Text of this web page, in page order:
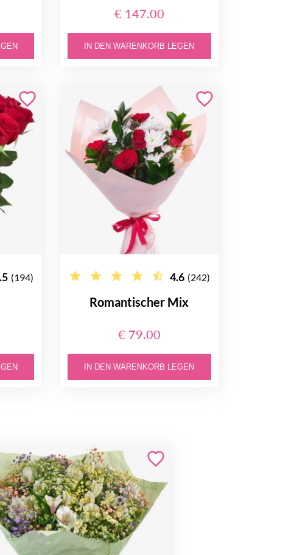
€ 147.00
IN DEN WARENKORB LEGEN
(194) 4.6 (242)
Romantischer Mix
€ 79.00
IN DEN WARENKORB LEGEN